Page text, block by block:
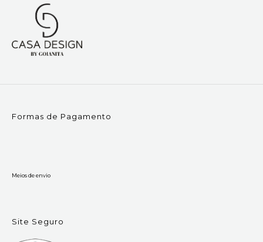
Formas de Pagamento
Meios de envio
Site Seguro